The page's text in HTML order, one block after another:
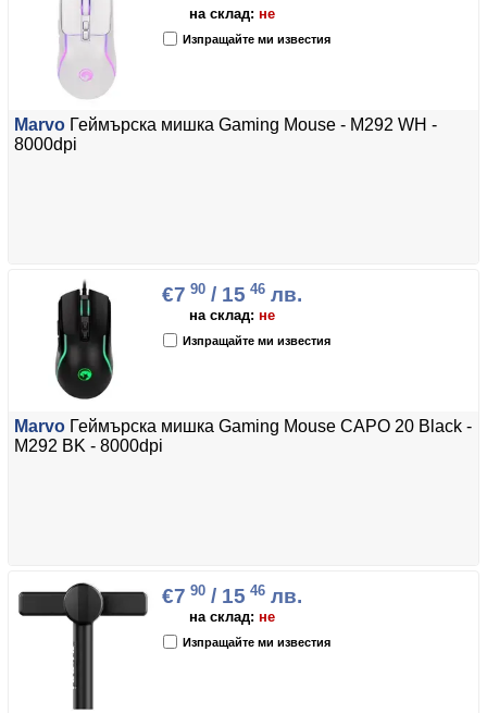
на склад: не
Изпращайте ми известия
Marvo Геймърска мишка Gaming Mouse - M292 WH -
8000dpi
€7 90/ 15 46лв.
на склад: не
Изпращайте ми известия
Marvo Геймърска мишка Gaming Mouse CAPO 20 Black -
M292 BK - 8000dpi
€7 90/ 15 46лв.
на склад: не
Изпращайте ми известия